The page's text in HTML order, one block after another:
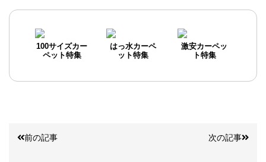
100サイズカー
ペット特集
はっ水カーペ
ット特集
激安カーペッ
ト特集
前の記事 次の記事